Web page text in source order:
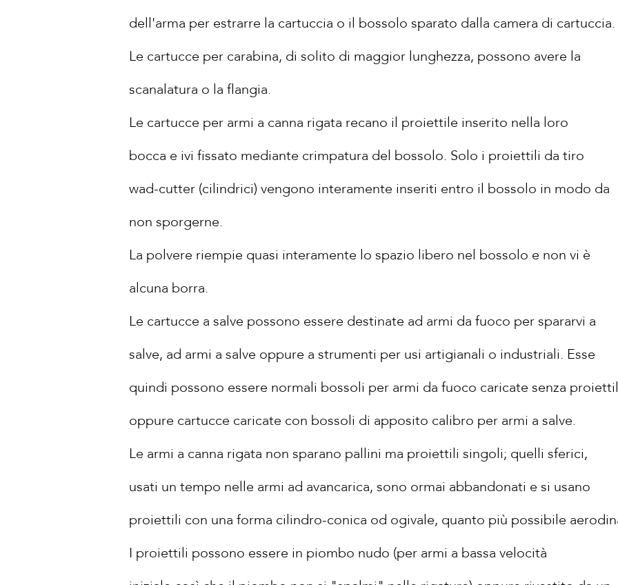
dell'arma per estrarre la cartuccia o il bossolo sparato dalla camera di cartuccia.
Le cartucce per carabina, di solito di maggior lunghezza, possono avere la
scanalatura o la flangia.
Le cartucce per armi a canna rigata recano il proiettile inserito nella loro
bocca e ivi fissato mediante crimpatura del bossolo. Solo i proiettili da tiro
wad-cutter (cilindrici) vengono interamente inseriti entro il bossolo in modo da
non sporgerne.
La polvere riempie quasi interamente lo spazio libero nel bossolo e non vi è
alcuna borra.
Le cartucce a salve possono essere destinate ad armi da fuoco per spararvi a
salve, ad armi a salve oppure a strumenti per usi artigianali o industriali. Esse
quindi possono essere normali bossoli per armi da fuoco caricate senza
oppure cartucce caricate con bossoli di apposito calibro per armi a salve.
Le armi a canna rigata non sparano pallini ma proiettili singoli; quelli sferici,
usati un tempo nelle armi ad avancarica, sono ormai abbandonati e si usano
proiettili con una forma cilindro-conica od ogivale, quanto più possibile
I proiettili possono essere in piombo nudo (per armi a bassa velocità